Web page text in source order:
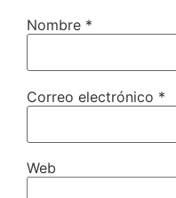
Nombre *
Correo electrónico *
Web